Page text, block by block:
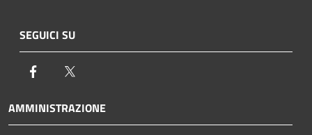
SEGUICI SU
Facebook
AMMINISTRAZIONE